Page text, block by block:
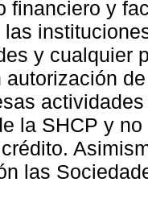
financiero y
y cualquier
autorización
la SHCP y
las